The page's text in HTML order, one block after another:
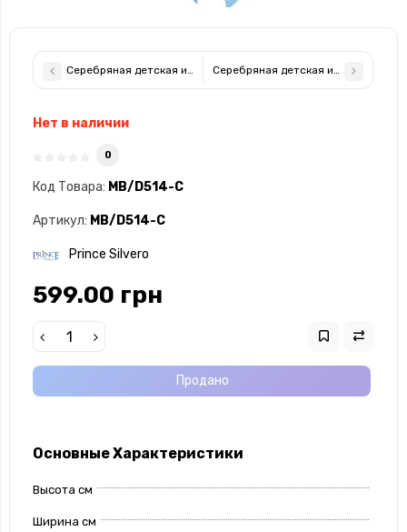
Серебряная детская иконка Казанская Божья Матерь
Серебряная детская иконка
Нет в наличии
0
Код Товара: MB/D514-C
Артикул: MB/D514-C
Prince Silvero
599.00 грн
Продано
Основные Характеристики
Высота см
Ширина см